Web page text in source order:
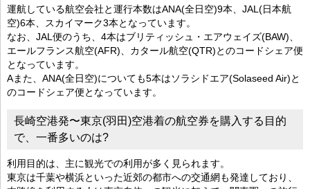
運航している航空会社と運行本数はANA(全日空)9本、JAL(日本航
空)6本、スカイマーク3本となっています。
なお、JAL便のうち、4本はブリティッシュ・エアウェイズ(BAW)、
エールフランス航空(AFR)、カタール航空(QTR)とのコードシェア便
となっています。
Aまた、ANA(全日空)についても5本はソラシドエア(Solaseed Air)と
のコードシェア便となっています。
長崎空港発〜東京(羽田)空港着の航空券を購入する目的
で、一番多いのは?
利用目的は、主に観光での利用が多く見られます。
東京は千葉や横浜といった近郊の都市への交通網も発達しており、